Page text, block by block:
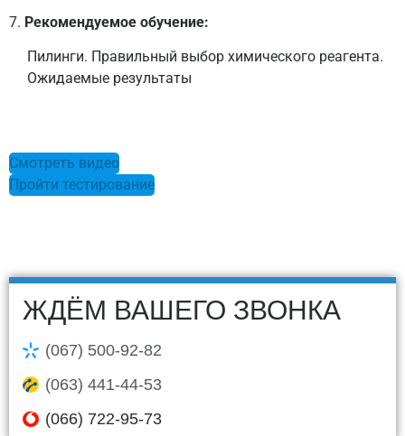
7. Рекомендуемое обучение:
Пилинги. Правильный выбор химического реагента.
Ожидаемые результаты
Смотреть видео
Пройти тестирование
ЖДЁМ ВАШЕГО ЗВОНКА
(067) 500-92-82
(063) 441-44-53
(066) 722-95-73